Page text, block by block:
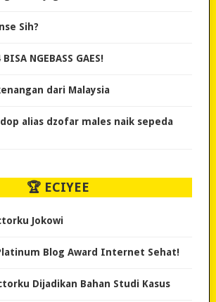
Sih?
BISA NGEBASS GAES!
dari Malaysia
alias dzofar males naik sepeda
🏆 ECIYEE
Jokowi
Blog Award Internet Sehat!
Dijadikan Bahan Studi Kasus